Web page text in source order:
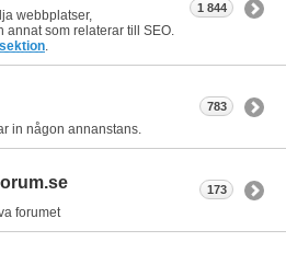
webbplatser,
som relaterar till SEO.
1 844
in någon annanstans.
783
forumet
173